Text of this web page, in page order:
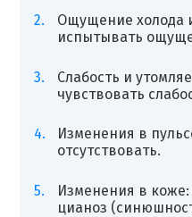
Ощущение холода
испытывать
Слабость и
чувствовать
Изменения в
отсутствовать.
Изменения в
цианоз